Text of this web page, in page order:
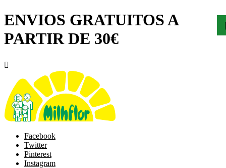
ENVIOS GRATUITOS A
PARTIR DE 30€

Facebook
Twitter
Pinterest
Instagram